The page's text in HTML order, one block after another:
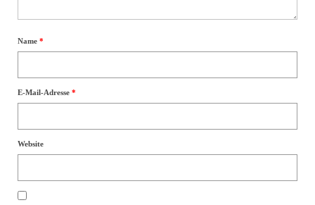
Allgemein
Meinungen
Kontakt
Name *
E-Mail-Adresse *
Website